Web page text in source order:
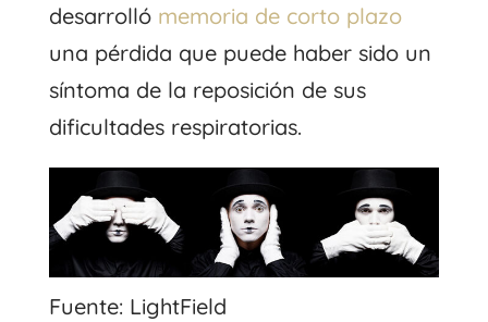
desarrolló memoria de corto plazo
una pérdida que puede haber sido un
síntoma de la reposición de sus
dificultades respiratorias.
Fuente: LightField